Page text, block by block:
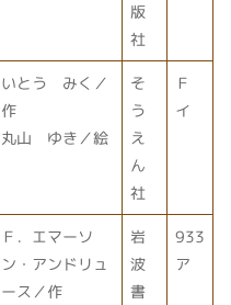
版
社
いとう みく／
作
丸山 ゆき／絵
そ
う
え
ん
社
Ｆ
イ
Ｆ．エマーソ
ン・アンドリュ
ース／作
岩
波
書
933
ア